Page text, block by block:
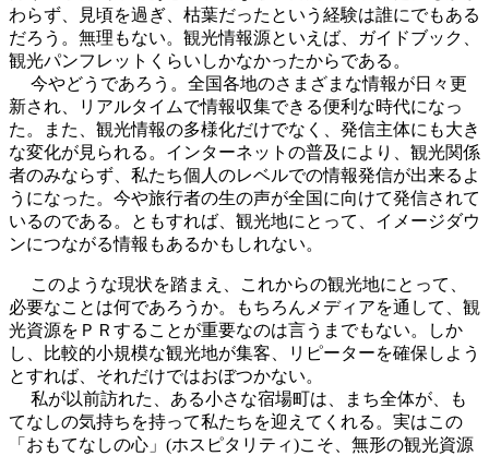
わらず、見頃を過ぎ、枯葉だったという経験は誰にでもある
だろう。無理もない。観光情報源といえば、ガイドブック、
観光パンフレットくらいしかなかったからである。
今やどうであろう。全国各地のさまざまな情報が日々更
新され、リアルタイムで情報収集できる便利な時代になっ
た。また、観光情報の多様化だけでなく、発信主体にも大き
な変化が見られる。インターネットの普及により、観光関係
者のみならず、私たち個人のレベルでの情報発信が出来るよ
うになった。今や旅行者の生の声が全国に向けて発信されて
いるのである。ともすれば、観光地にとって、イメージダウ
ンにつながる情報もあるかもしれない。
このような現状を踏まえ、これからの観光地にとって、
必要なことは何であろうか。もちろんメディアを通して、観
光資源をＰＲすることが重要なのは言うまでもない。しか
し、比較的小規模な観光地が集客、リピーターを確保しよう
とすれば、それだけではおぼつかない。
私が以前訪れた、ある小さな宿場町は、まち全体が、も
てなしの気持ちを持って私たちを迎えてくれる。実はこの
「おもてなしの心」(ホスピタリティ)こそ、無形の観光資源